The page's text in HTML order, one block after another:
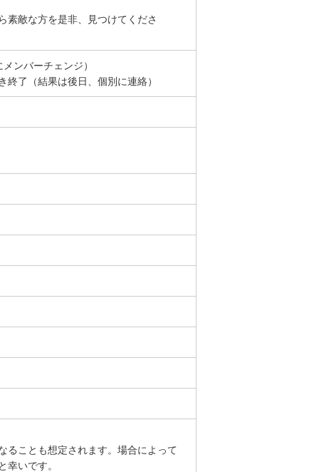
素敵な方を是非、見つけてくださ
ンバーチェンジ）
了（結果は後日、個別に連絡）
ることも想定されます。場合によって
幸いです。